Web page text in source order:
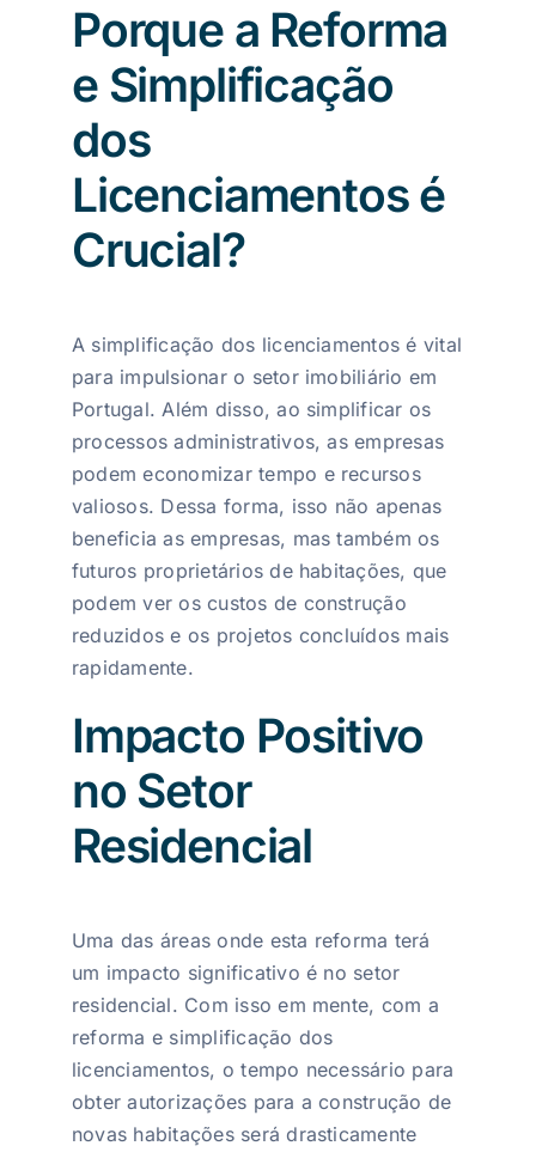
Porque a Reforma
e Simplificação
dos
Licenciamentos é
Crucial?
A simplificação dos licenciamentos é vital
para impulsionar o setor imobiliário em
Portugal. Além disso, ao simplificar os
processos administrativos, as empresas
podem economizar tempo e recursos
valiosos. Dessa forma, isso não apenas
beneficia as empresas, mas também os
futuros proprietários de habitações, que
podem ver os custos de construção
reduzidos e os projetos concluídos mais
rapidamente.
Impacto Positivo
no Setor
Residencial
Uma das áreas onde esta reforma terá
um impacto significativo é no setor
residencial. Com isso em mente, com a
reforma e simplificação dos
licenciamentos, o tempo necessário para
obter autorizações para a construção de
novas habitações será drasticamente